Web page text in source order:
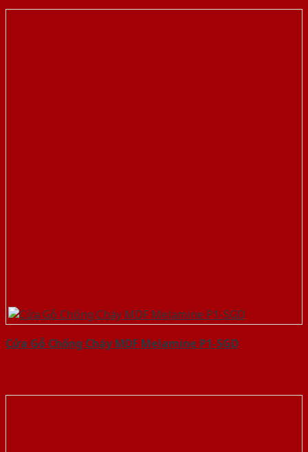
Cửa Gỗ Chống Cháy MDF Melamine P1-SGD